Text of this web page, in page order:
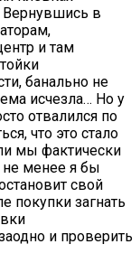
Вернувшись в
и там
банально не
исчезла… Но у
отвалился по
что это стало
мы фактически
не менее я бы
свой
покупки загнать
и проверить